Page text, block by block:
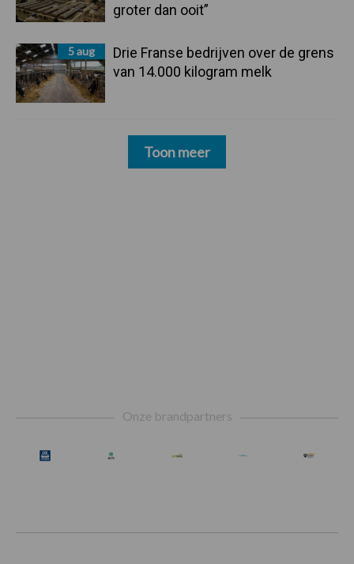
groter dan ooit”
5 aug
Drie Franse bedrijven over de grens
van 14.000 kilogram melk
Toon meer
Onze brandpartners